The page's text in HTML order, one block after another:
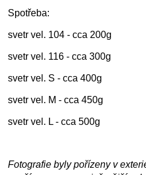
Spotřeba:
svetr vel. 104 - cca 200g
svetr vel. 116 - cca 300g
svetr vel. S - cca 400g
svetr vel. M - cca 450g
svetr vel. L - cca 500g
Fotografie byly pořízeny v